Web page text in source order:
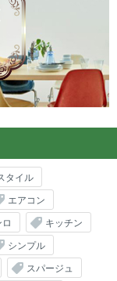
タイル
エアコン
キッチン
シンプル
スパージュ